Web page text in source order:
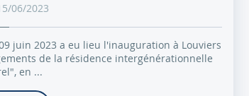
06/2023
juin 2023 a eu lieu l'inauguration à Louviers
de la résidence intergénérationnelle
en ...